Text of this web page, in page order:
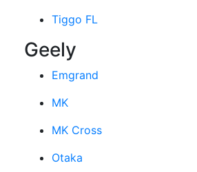
Tiggo FL
Geely
Emgrand
MK
MK Cross
Otaka